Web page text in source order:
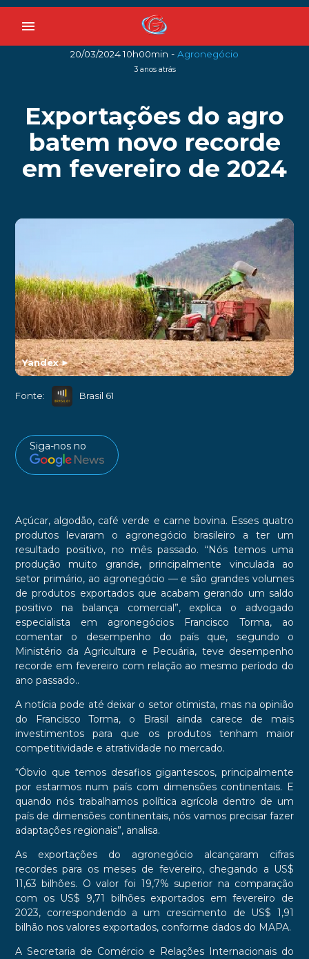
menu
20/03/2024 10h00min - Agronegócio
3 anos atrás
Exportações do agro
batem novo recorde
em fevereiro de 2024
Yandex►
Fonte: Brasil 61
Siga-nos no
Açúcar, algodão, café verde e carne bovina. Esses quatro
produtos levaram o agronegócio brasileiro a ter um
resultado positivo, no mês passado. “Nós temos uma
produção muito grande, principalmente vinculada ao
setor primário, ao agronegócio — e são grandes volumes
de produtos exportados que acabam gerando um saldo
positivo na balança comercial”, explica o advogado
especialista em agronegócios Francisco Torma, ao
comentar o desempenho do país que, segundo o
Ministério da Agricultura e Pecuária, teve desempenho
recorde em fevereiro com relação ao mesmo período do
ano passado..
A notícia pode até deixar o setor otimista, mas na opinião
do Francisco Torma, o Brasil ainda carece de mais
investimentos para que os produtos tenham maior
competitividade e atratividade no mercado.
“Óbvio que temos desafios gigantescos, principalmente
por estarmos num país com dimensões continentais. E
quando nós trabalhamos política agrícola dentro de um
país de dimensões continentais, nós vamos precisar fazer
adaptações regionais”, analisa.
As exportações do agronegócio alcançaram cifras
recordes para os meses de fevereiro, chegando a US$
11,63 bilhões. O valor foi 19,7% superior na comparação
com os US$ 9,71 bilhões exportados em fevereiro de
2023, correspondendo a um crescimento de US$ 1,91
bilhão nos valores exportados, conforme dados do MAPA.
A Secretaria de Comércio e Relações Internacionais do